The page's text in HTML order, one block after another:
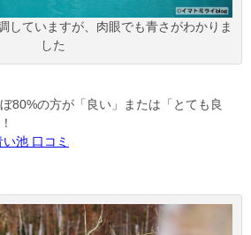
していますが、肉眼でも青さがわかりま
した
80%の方が「良い」または「とても良
池 口コミ